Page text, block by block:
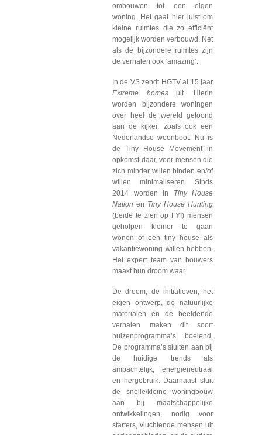
ombouwen tot een eigen
woning. Het gaat hier juist om
kleine ruimtes die zo efficiënt
mogelijk worden verbouwd. Net
als de bijzondere ruimtes zijn
de verhalen ook ‘amazing’.
In de VS zendt HGTV al 15 jaar
Extreme homesuit. Hierin
worden bijzondere woningen
over heel de wereld getoond
aan de kijker, zoals ook een
Nederlandse woonboot. Nu is
de Tiny House Movement in
opkomst daar, voor mensen die
zich minder willen binden en/of
willen minimaliseren. Sinds
2014 worden in
Tiny House
Nation en Tiny House Hunting
(beide te zien op FYI) mensen
geholpen kleiner te gaan
wonen of een tiny house als
vakantiewoning willen hebben.
Het expert team van bouwers
maakt hun droom waar.
De droom, de initiatieven, het
eigen ontwerp, de natuurlijke
materialen en de beeldende
verhalen maken dit soort
huizenprogramma’s boeiend.
De programma’s sluiten aan bij
de huidige trends als
ambachtelijk, energieneutraal
en hergebruik. Daarnaast sluit
de snelle/kleine woningbouw
aan bij maatschappelijke
ontwikkelingen, nodig voor
starters, vluchtende mensen uit